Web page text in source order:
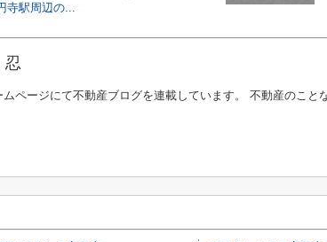
寺駅周辺の...
忍
ムページにて不動産ブログを連載しています。 不動産のこと